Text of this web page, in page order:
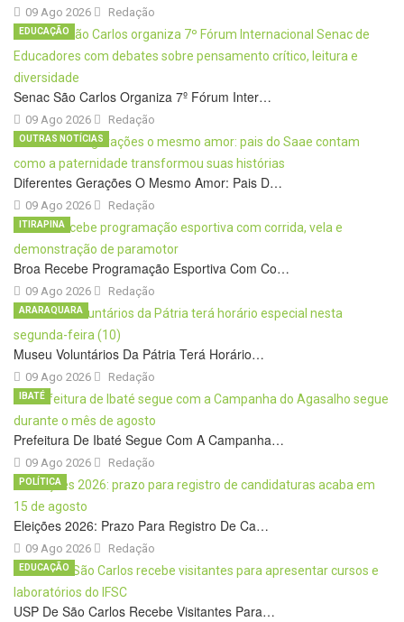
09 Ago 2026 Redação
Senac São Carlos Organiza 7º Fórum Inter…
09 Ago 2026
EDUCAÇÃO
Redação
Diferentes Gerações O Mesmo Amor: Pais D…
09 Ago 2026
OUTRAS NOTÍCIAS
Redação
Broa Recebe Programação Esportiva Com Co…
09 Ago 2026
ITIRAPINA
Redação
Museu Voluntários Da Pátria Terá Horário…
09 Ago 2026
ARARAQUARA
Redação
Prefeitura De Ibaté Segue Com A Campanha…
09 Ago 2026
IBATÉ
Redação
Eleições 2026: Prazo Para Registro De Ca…
09 Ago 2026
POLÍTICA
Redação
USP De São Carlos Recebe Visitantes Para…
EDUCAÇÃO